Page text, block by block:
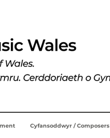
Cyfansoddwyr / Composers